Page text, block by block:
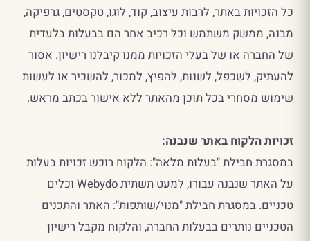
כל הזכויות באתר, לרבות עיצוב, קוד, לוגו, טקסטים, גרפיקה,
מבנה, ממשק משתמש וכל רכיב אחר הם בבעלות בלעדית
של החברה או של בעלי הזכויות ממנו קיבלנו רישיון. אסור
להעתיק, לשכפל, לשנות, להפיץ, למכור, להשכיר או לעשות
שימוש מסחרי בכל תוכן מהאתר ללא אישור בכתב מראש.
זכויות הלקוח באתר שנבנה:
במסגרת חבילת "בעלות מלאה": הלקוח רוכש זכויות בעלות
על האתר שנבנה עבורו, למעט תשתית Webydo וכלים
טכניים. במסגרת חבילת "מנוי/שותפות": האתר והתכנים
הטכניים נותרים בבעלות החברה, והלקוח מקבל רישיון